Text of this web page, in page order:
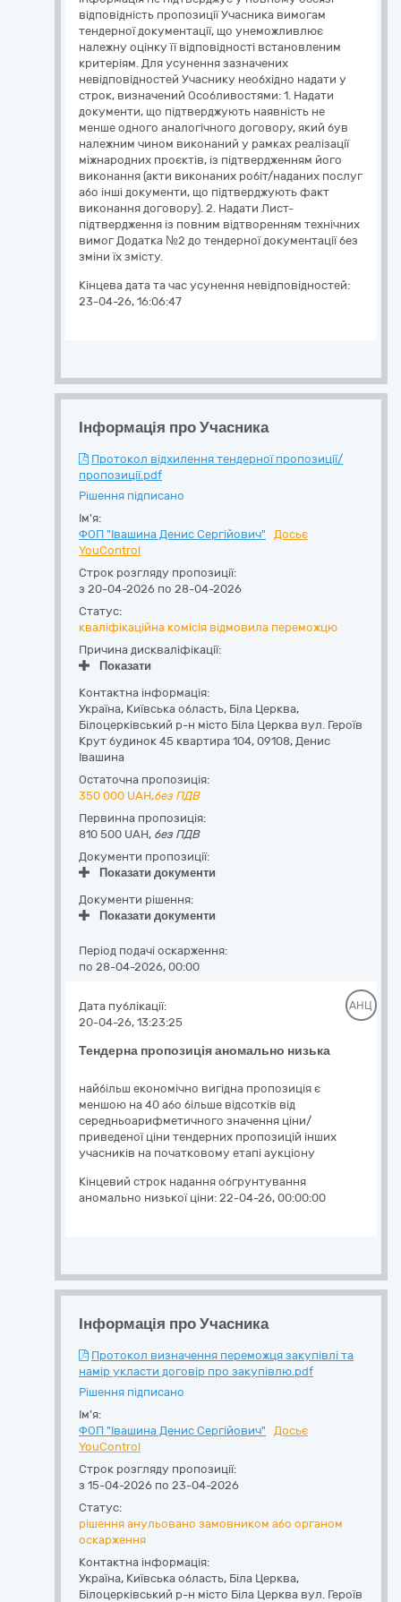
відповідність пропозиції Учасника вимогам
тендерної документації, що унеможливлює
належну оцінку її відповідності встановленим
критеріям. Для усунення зазначених
невідповідностей Учаснику необхідно надати у
строк, визначений Особливостями: 1. Надати
документи, що підтверджують наявність не
менше одного аналогічного договору, який був
належним чином виконаний у рамках реалізації
міжнародних проєктів, із підтвердженням його
виконання (акти виконаних робіт/наданих послуг
або інші документи, що підтверджують факт
виконання договору). 2. Надати Лист-
підтвердження із повним відтворенням технічних
вимог Додатка №2 до тендерної документації без
зміни їх змісту.
Кінцева дата та час усунення невідповідностей:
23-04-26, 16:06:47
Інформація про Учасника
Протокол відхилення тендерної пропозиції/
пропозиції.pdf
Рішення підписано
Ім'я:
ФОП "Івашина Денис Сергійович"
Досьє
YouControl
Строк розгляду пропозиції:
з 20-04-2026 по 28-04-2026
Статус:
кваліфікаційна комісія відмовила переможцю
Причина дискваліфікації:
Показати
Контактна інформація:
Україна, Київська область, Біла Церква,
Білоцерківський р-н місто Біла Церква вул. Героїв
Крут будинок 45 квартира 104, 09108, Денис
Івашина
Остаточна пропозиція:
350 000 UAH,без ПДВ
Первинна пропозиція:
810 500 UAH, без ПДВ
Документи пропозиції:
Показати документи
Документи рішення:
Показати документи
Період подачі оскарження:
по 28-04-2026, 00:00
Тендерна пропозиція аномально низька
Дата публікації:
20-04-26, 13:23:25
АНЦ
найбільш економічно вигідна пропозиція є
меншою на 40 або більше відсотків від
середньоарифметичного значення ціни/
приведеної ціни тендерних пропозицій інших
учасників на початковому етапі аукціону
Кінцевий строк надання обгрунтування
аномально низької ціни: 22-04-26, 00:00:00
Інформація про Учасника
Протокол визначення переможця закупівлі та
намір укласти договір про закупівлю.pdf
Рішення підписано
Ім'я:
ФОП "Івашина Денис Сергійович"
Досьє
YouControl
Строк розгляду пропозиції:
з 15-04-2026 по 23-04-2026
Статус:
рішення анульовано замовником або органом
оскарження
Контактна інформація:
Україна, Київська область, Біла Церква,
Білоцерківський р-н місто Біла Церква вул. Героїв